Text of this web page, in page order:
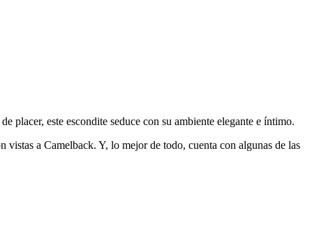
placer, este escondite seduce con su ambiente elegante e íntimo.
a Camelback. Y, lo mejor de todo, cuenta con algunas de las